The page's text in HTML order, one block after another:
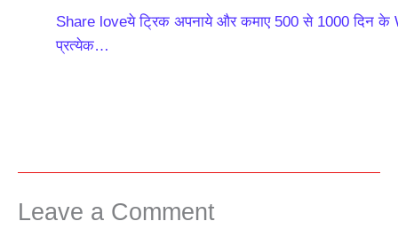
Share loveये ट्रिक अपनाये और कमाए 500 से 1000 दिन
प्रत्येक…
Leave a Comment